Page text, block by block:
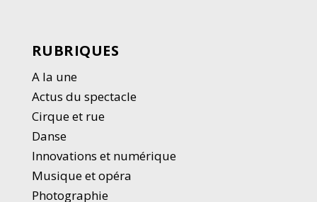
RUBRIQUES
A la une
Actus du spectacle
Cirque et rue
Danse
Innovations et numérique
Musique et opéra
Photographie